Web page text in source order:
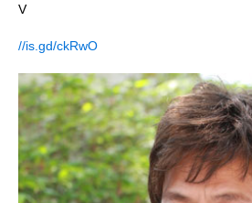
V
//is.gd/ckRwO